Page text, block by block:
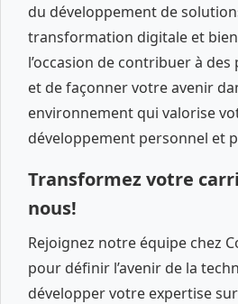
du développement de
transformation digitale et bien
l’occasion de contribuer à
et de façonner votre avenir
environnement qui valorise
développement personnel et
Transformez votre
nous!
Rejoignez notre équipe chez
pour définir l’avenir de la
développer votre expertise